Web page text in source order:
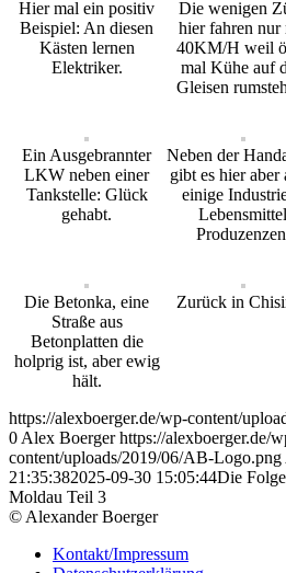
Hier mal ein positiv
Beispiel: An diesen
Kästen lernen
Elektriker.
Die wenigen
hier fahren nur
40KM/H weil
mal Kühe auf
Gleisen
Ein Ausgebrannter
LKW neben einer
Tankstelle: Glück
gehabt.
Neben der
gibt es hier aber
einige
Lebensmittel
Die Betonka, eine
Straße aus
Betonplatten die
holprig ist, aber ewig
hält.
Zurück in
https://alexboerger.de/wp-content/
0Alex Boerger https://alexboerger.de/
content/uploads/2019/06/AB-Logo.png
21:35:382025-09-30 15:05:44Die
Moldau Teil 3
© Alexander Boerger
Kontakt/Impressum